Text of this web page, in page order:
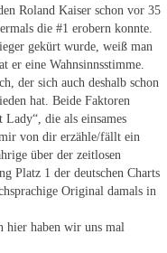
Roland Kaiser schon vor 35
die #1 erobern konnte.
gekürt wurde, weiß man
er eine Wahnsinnsstimme.
der sich auch deshalb schon
hat. Beide Faktoren
die als einsames
von dir erzähle/fällt ein
über der zeitlosen
Platz 1 der deutschen Charts
Original damals in
hier haben wir uns mal